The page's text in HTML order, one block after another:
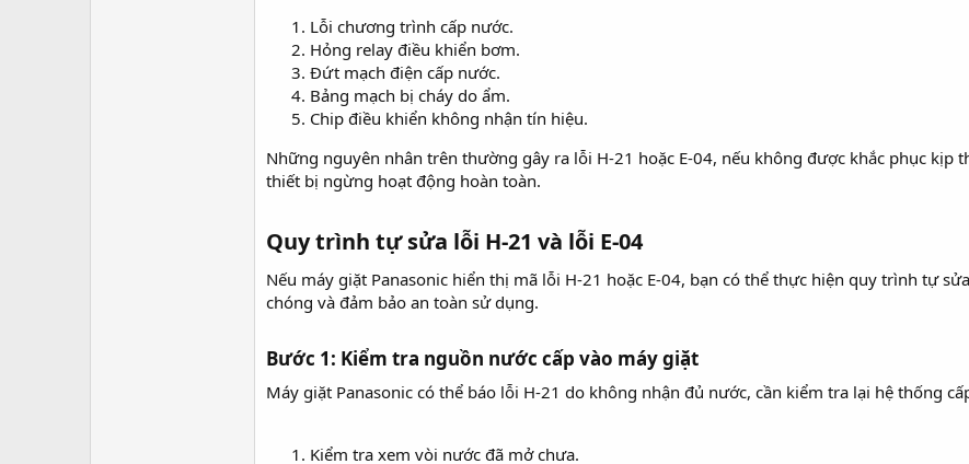
Lỗi chương trình cấp nước.
Hỏng relay điều khiển bơm.
Đứt mạch điện cấp nước.
Bảng mạch bị cháy do ẩm.
Chip điều khiển không nhận tín hiệu.
Những nguyên nhân trên thường gây ra lỗi H-21 hoặc E-04, nếu không được khắc phục kịp
thiết bị ngừng hoạt động hoàn toàn.
Quy trình tự sửa lỗi H-21 và lỗi E-04
Nếu máy giặt Panasonic hiển thị mã lỗi H-21 hoặc E-04, bạn có thể thực hiện quy trình tự
chóng và đảm bảo an toàn sử dụng.
Bước 1: Kiểm tra nguồn nước cấp vào máy giặt
Máy giặt Panasonic có thể báo lỗi H-21 do không nhận đủ nước, cần kiểm tra lại hệ thống
Kiểm tra xem vòi nước đã mở chưa.